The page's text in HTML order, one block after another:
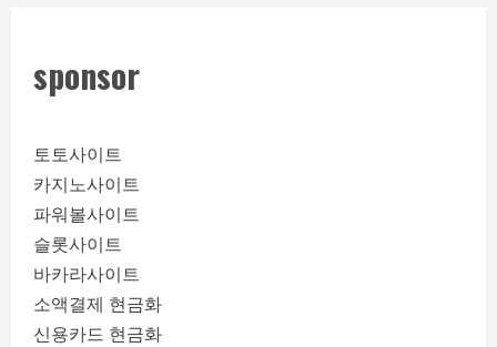
sponsor
토토사이트
카지노사이트
파워볼사이트
슬롯사이트
바카라사이트
소액결제 현금화
신용카드 현금화